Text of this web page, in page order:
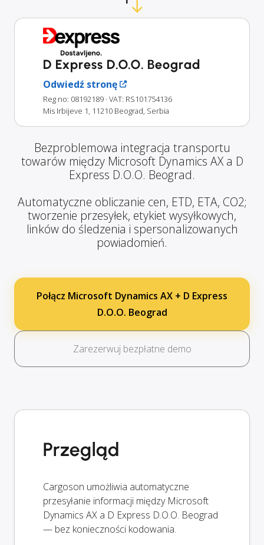
D Express D.O.O. Beograd
Odwiedź stronę
Reg no: 08192189 · VAT: RS101754136
Mis Irbijeve 1, 11210 Beograd, Serbia
Bezproblemowa integracja transportu
towarów między Microsoft Dynamics AX a D
Express D.O.O. Beograd.
Automatyczne obliczanie cen, ETD, ETA, CO2;
tworzenie przesyłek, etykiet wysyłkowych,
linków do śledzenia i spersonalizowanych
powiadomień.
Połącz Microsoft Dynamics AX + D Express
D.O.O. Beograd
Zarezerwuj bezpłatne demo
Przegląd
Cargoson umożliwia automatyczne
przesyłanie informacji między Microsoft
Dynamics AX a D Express D.O.O. Beograd
— bez konieczności kodowania.